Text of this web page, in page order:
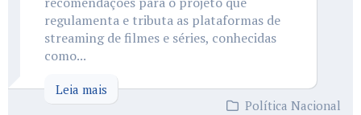
regulamenta e tributa as plataformas de
streaming de filmes e séries, conhecidas
como...
Leia mais
Política Nacional